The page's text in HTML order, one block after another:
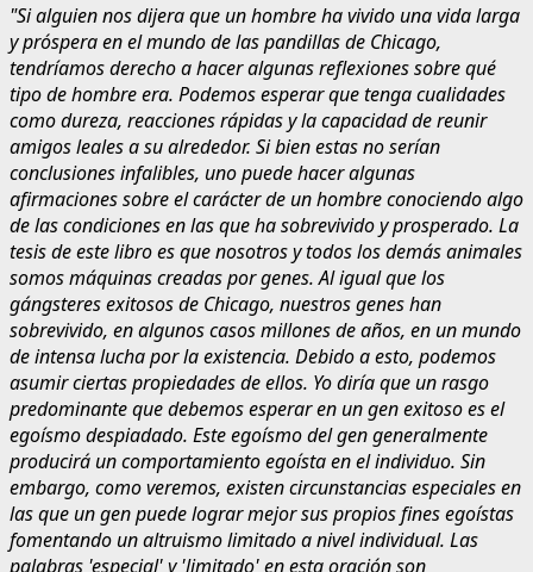
"Si alguien nos dijera que un hombre ha vivido una vida larga
y próspera en el mundo de las pandillas de Chicago,
tendríamos derecho a hacer algunas reflexiones sobre qué
tipo de hombre era. Podemos esperar que tenga cualidades
como dureza, reacciones rápidas y la capacidad de reunir
amigos leales a su alrededor. Si bien estas no serían
conclusiones infalibles, uno puede hacer algunas
afirmaciones sobre el carácter de un hombre conociendo algo
de las condiciones en las que ha sobrevivido y prosperado. La
tesis de este libro es que nosotros y todos los demás animales
somos máquinas creadas por genes. Al igual que los
gángsteres exitosos de Chicago, nuestros genes han
sobrevivido, en algunos casos millones de años, en un mundo
de intensa lucha por la existencia. Debido a esto, podemos
asumir ciertas propiedades de ellos. Yo diría que un rasgo
predominante que debemos esperar en un gen exitoso es el
egoísmo despiadado. Este egoísmo del gen generalmente
producirá un comportamiento egoísta en el individuo. Sin
embargo, como veremos, existen circunstancias especiales en
las que un gen puede lograr mejor sus propios fines egoístas
fomentando un altruismo limitado a nivel individual. Las
palabras 'especial' y 'limitado' en esta oración son